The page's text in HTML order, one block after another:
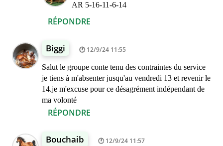
RÉPONDRE
AR 5-16-11-6-14
Biggi 12/9/24 11:55
Salut le groupe conte tenu des contraintes du service
je tiens à m'absenter jusqu'au vendredi 13 et revenir le
14.je m'excuse pour ce désagrément indépendant de
ma volonté
RÉPONDRE
Bouchaib 12/9/24 11:57